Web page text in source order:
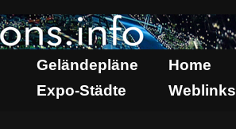
Geländepläne Home
Expo-Städte Weblinks